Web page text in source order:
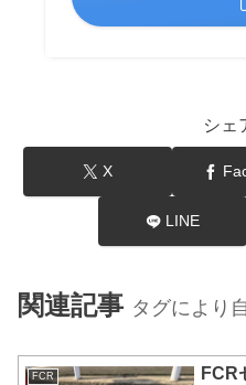
シェ
X
LINE
関連記事 タグにより
FCR
FCR